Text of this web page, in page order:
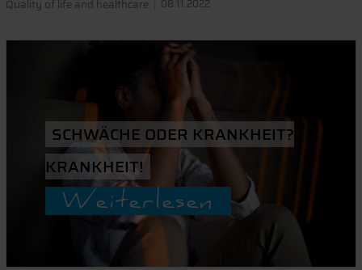
Quality of life and healthcare 08.11.2022
SCHWÄCHE ODER KRANKHEIT?
KRANKHEIT!
Weiterlesen